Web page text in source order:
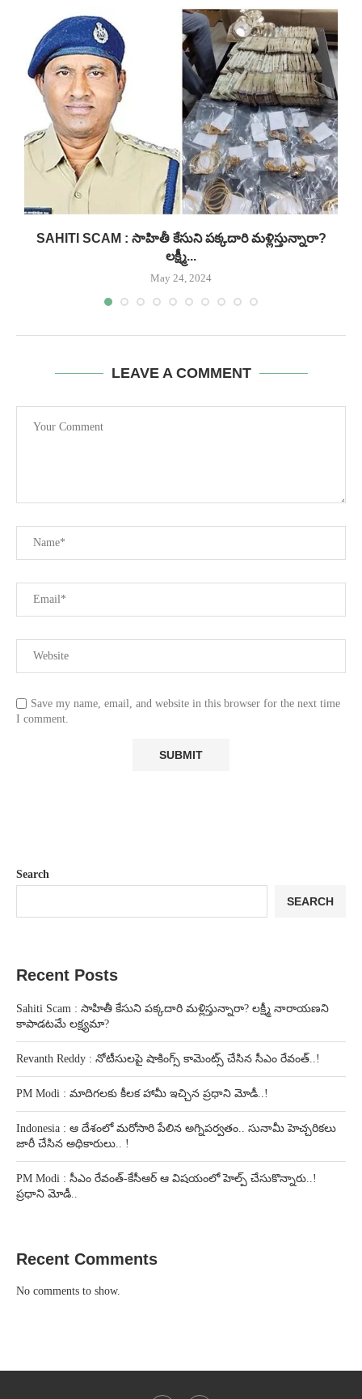
SAHITI SCAM : సాహితీ కేసుని పక్కదారి మళ్లిస్తున్నారా?
లక్ష్మీ...
May 24, 2024
LEAVE A COMMENT
Save my name, email, and website in this browser for the next time
I comment.
Search
SEARCH
Recent Posts
Sahiti Scam : సాహితీ కేసుని పక్కదారి మళ్లిస్తున్నారా? లక్ష్మీ నారాయణని
కాపాడటమే లక్ష్యమా?
Revanth Reddy : నోటీసులపై షాకింగ్స్ కామెంట్స్ చేసిన సీఎం రేవంత్..!
PM Modi : మాదిగలకు కీలక హామీ ఇచ్చిన ప్రధాని మోడీ..!
Indonesia : ఆ దేశంలో మరోసారి పేలిన అగ్నిపర్వతం.. సునామీ హెచ్చరికలు
జారీ చేసిన అధికారులు.. !
PM Modi : సీఎం రేవంత్-కేసీఆర్ ఆ విషయంలో హెల్ప్ చేసుకొన్నారు..!
ప్రధాని మోడీ..
Recent Comments
No comments to show.